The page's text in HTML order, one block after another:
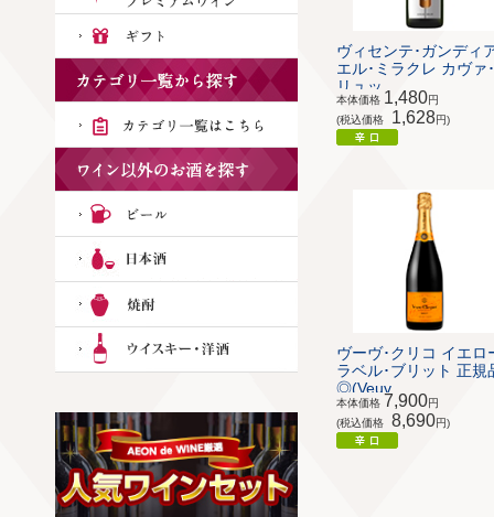
ヴィセンテ･ガンディ
エル･ミラクレ カヴァ
リュッ...
本体価格 1,480円
(税込価格
1,628円)
ヴーヴ･クリコ イエロ
ラベル･ブリット 正規
◎(Veuv...
本体価格 7,900円
(税込価格
8,690円)